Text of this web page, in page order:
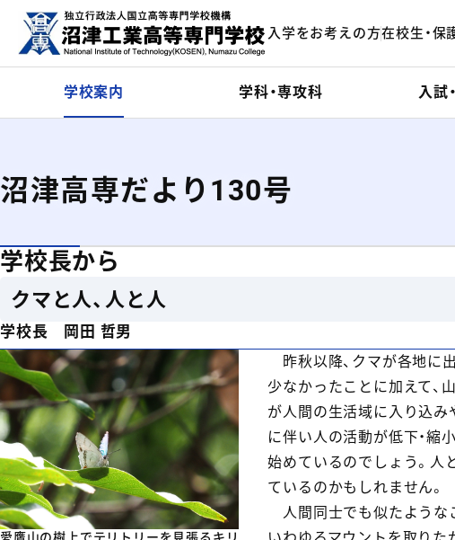
入学をお考えの方在校生・保
学校案内 学科・専攻科 入試
沼津高専だより130号
学校長から
クマと人、人と人
学校長 岡田 哲男
愛鷹山の樹上でテリトリーを見張るキリ
昨秋以降、クマが各地に
少なかったことに加えて、
が人間の生活域に入り込み
に伴い人の活動が低下・縮
始めているのでしょう。人
ているのかもしれません。
人間同士でも似たような